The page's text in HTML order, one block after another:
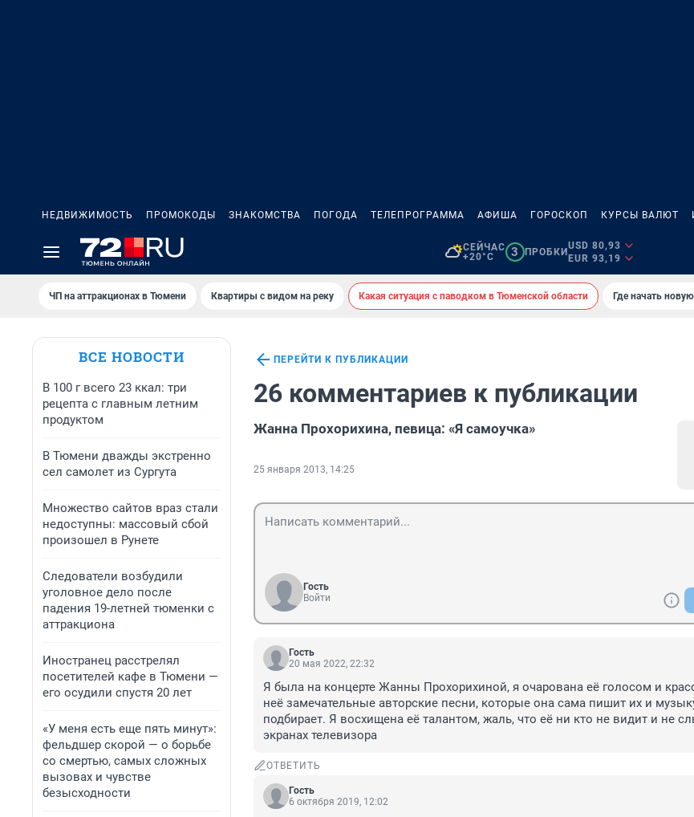
НЕДВИЖИМОСТЬ ПРОМОКОДЫ ЗНАКОМСТВА ПОГОДА ТЕЛЕПРОГРАММА АФИША ГОРОСКОП КУРСЫ ВАЛЮТ
СЕЙЧАС
+20°C
3 ПРОБКИ
USD 80,93
EUR 93,19
ЧП на аттракционах в Тюмени Квартиры с видом на реку Какая ситуация с паводком в Тюменской области Где начать
ВСЕ НОВОСТИ
В 100 г всего 23 ккал: три
рецепта с главным летним
продуктом
В Тюмени дважды экстренно
сел самолет из Сургута
Множество сайтов враз стали
недоступны: массовый сбой
произошел в Рунете
Следователи возбудили
уголовное дело после
падения 19-летней тюменки с
аттракциона
Иностранец расстрелял
посетителей кафе в Тюмени —
его осудили спустя 20 лет
«У меня есть еще пять минут»:
фельдшер скорой — о борьбе
со смертью, самых сложных
вызовах и чувстве
безысходности
ПЕРЕЙТИ К ПУБЛИКАЦИИ
26 комментариев к публикации
Жанна Прохорихина, певица: «Я самоучка»
25 января 2013, 14:25
Гость
Войти
Гость
20 мая 2022, 22:32
Я была на концерте Жанны Прохорихиной, я очарована её голосом и
неё замечательные авторские песни, которые она сама пишит их и
подбирает. Я восхищена её талантом, жаль, что её ни кто не видит и не
экранах телевизора
ОТВЕТИТЬ
Гость
6 октября 2019, 12:02